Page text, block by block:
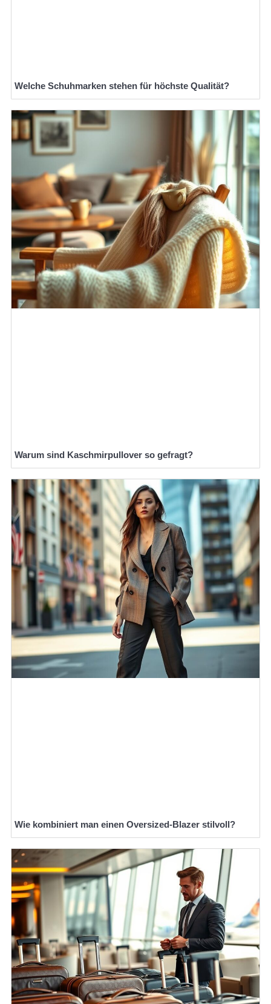
Welche Schuhmarken stehen für höchste Qualität?
Warum sind Kaschmirpullover so gefragt?
Wie kombiniert man einen Oversized-Blazer stilvoll?